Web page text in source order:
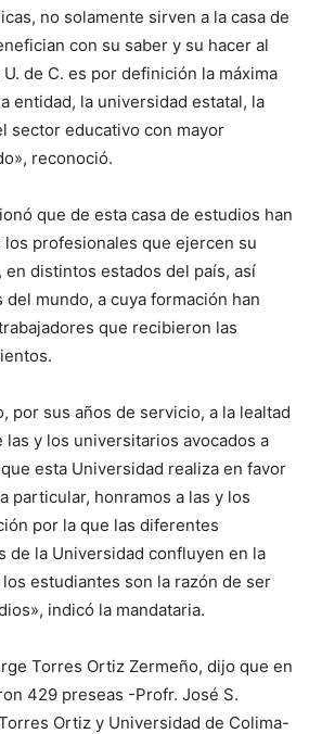
no solamente sirven a la casa de
con su saber y su hacer al
de C. es por definición la máxima
entidad, la universidad estatal, la
sector educativo con mayor
reconoció.
que de esta casa de estudios han
profesionales que ejercen su
en distintos estados del país, así
mundo, a cuya formación han
que recibieron las
por sus años de servicio, a la lealtad
las y los universitarios avocados a
esta Universidad realiza en favor
particular, honramos a las y los
por la que las diferentes
de la Universidad confluyen en la
estudiantes son la razón de ser
indicó la mandataria.
Torres Ortiz Zermeño, dijo que en
429 preseas -Profr. José S.
Ortiz y Universidad de Colima-